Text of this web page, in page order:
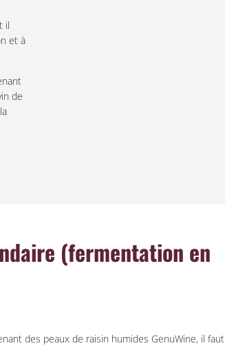
il
et à
de
(fermentation en
des peaux de raisin humides GenuWine, il faut